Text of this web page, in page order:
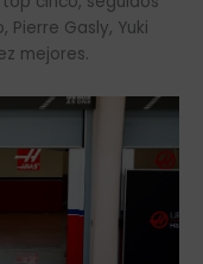
Pierre Gasly, Yuki
mejores.